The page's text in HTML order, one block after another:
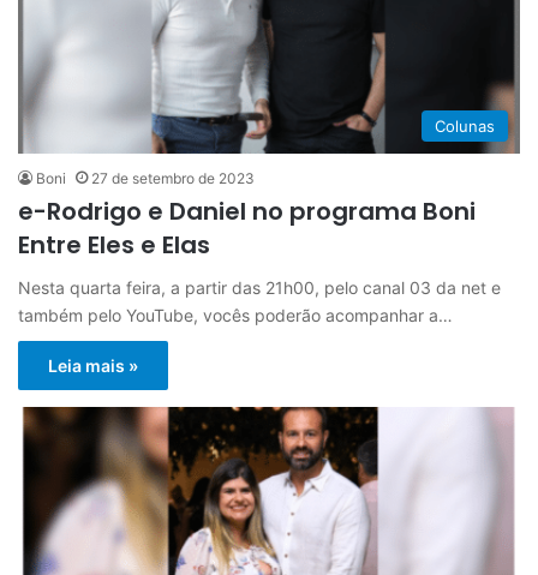
Colunas
Boni 27 de setembro de 2023
e-Rodrigo e Daniel no programa Boni
Entre Eles e Elas
Nesta quarta feira, a partir das 21h00, pelo canal 03 da net e
também pelo YouTube, vocês poderão acompanhar a…
Leia mais »